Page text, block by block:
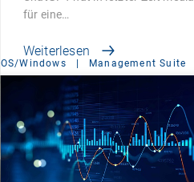
für eine…
Weiterlesen
OS/Windows | Management Suite